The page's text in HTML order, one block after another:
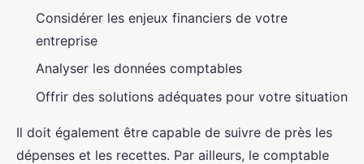
Considérer les enjeux financiers de votre
entreprise
Analyser les données comptables
Offrir des solutions adéquates pour votre situation
Il doit également être capable de suivre de près les
dépenses et les recettes. Par ailleurs, le comptable